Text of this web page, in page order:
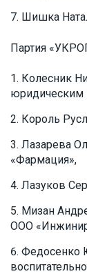
Шишка
Партия
Колесник
юридическим
Король
Лазарева
«Фармация»,
Лазуков
Мизан
ООО
Федосенко